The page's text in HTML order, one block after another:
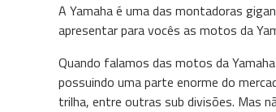
A Yamaha é uma das montadoras
apresentar para vocês as motos da
Quando falamos das motos da
possuindo uma parte enorme do
trilha, entre outras sub divisões. Mas